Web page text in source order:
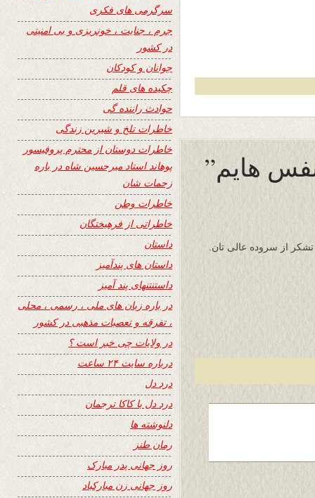
هایم”
از سروده عالی تان.
سرگرمی های فکری
جرم ، جنایت ، خونریزی و بی امنیتی
در کشور
جوانان و کودکان
چکیده های قلم
حوادث راننده گی
خاطرات تلخ و شیرین زندگی
خاطرات دوستان از محترم پروفیسور
پوهاند استاد میرحسین شاه در باره
زحمات شان
خاطرات وطن
خاطراتی از فرهیختگان
داستان
داستان های پندآمیز
داستنتنهای پند آمیز
در باره زبان های ملی ، رسمی ، محلی
، تفرقه و تعصبات مذهبی در کشور
در ولایات چی خبر است ؟
درباره سایت ۲۴ ساعت
درد دل
درد دل با کاکا ترجمان
دلنوشته ها
رمان طنز
روز جهانی پدر مبارک
روز جهانی زن مبارکباد